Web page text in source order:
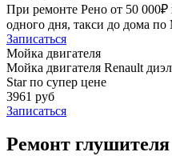
При ремонте Рено от 50 000₽
одного дня, такси до дома по
Записаться
Мойка двигателя
Мойка двигателя Renault
Star по супер цене
3961 руб
Записаться
Ремонт